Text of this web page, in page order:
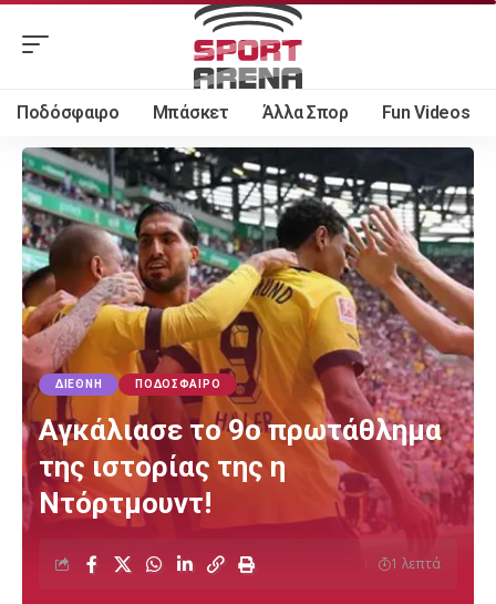
Ποδόσφαιρο Μπάσκετ Άλλα Σπορ Fun Videos
ΔΙΕΘΝΉ ΠΟΔΌΣΦΑΙΡΟ
Aγκάλιασε το 9ο πρωτάθλημα
της ιστορίας της η
Ντόρτμουντ!
1 λεπτά